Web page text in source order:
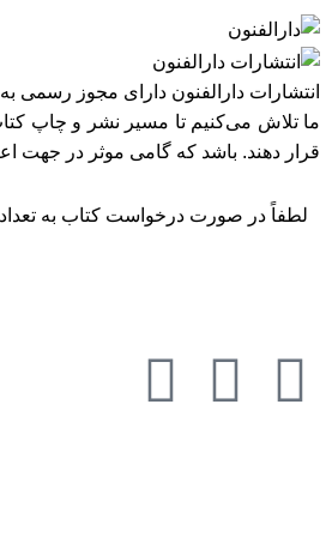
انتشارات دارالفنون دارای مجوز رسمی به شماره 12245 صادره از معاونت امور فرهنگی وزارت فرهنگ و ارشاد اسلامی
ما تلاش می‌کنیم تا مسیر نشر و چاپ
قرار دهند. باشد که گامی موثر در جهت
لطفاً در صورت درخواست کتاب به